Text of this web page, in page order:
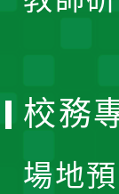
校務
場地